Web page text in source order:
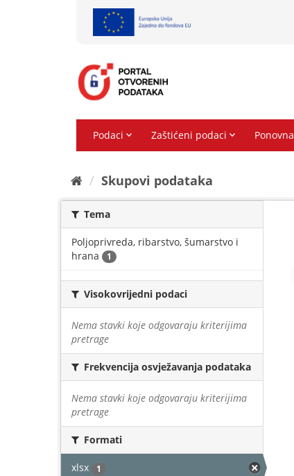
Skupovi podаtаkа
Tema
Poljoprivreda, ribarstvo, šumarstvo i
hrana
1
Visokovrijedni podaci
Nema stavki koje odgovaraju kriterijima
pretrage
Frekvencija osvježavanja podataka
Nema stavki koje odgovaraju kriterijima
pretrage
Formati
xlsx 1